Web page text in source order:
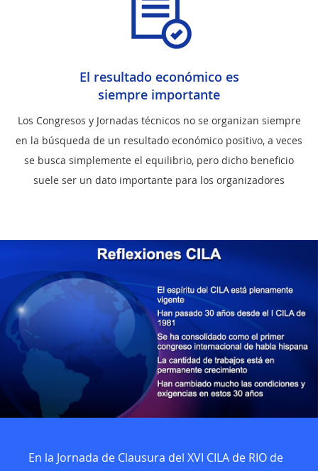
El resultado económico es
siempre importante
Los Congresos y Jornadas técnicos no se organizan siempre
en la búsqueda de un resultado económico positivo, a veces
se busca simplemente el equilibrio, pero dicho beneficio
suele ser un dato importante para los organizadores
En la Jornada de Clausura del XVI CILA de RIO de